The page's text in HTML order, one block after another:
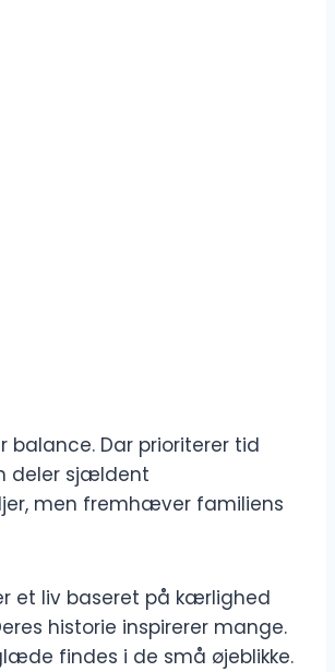
balance. Dar prioriterer tid
deler sjældent
men fremhæver familiens
et liv baseret på kærlighed
historie inspirerer mange.
findes i de små øjeblikke.